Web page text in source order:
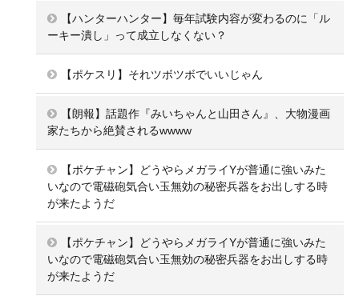
【ハンターハンター】毎年試験内容が変わるのに「ル
ーキー潰し」って成立しなくない？
【ポケスリ】それツボツボでいいじゃん
【朗報】話題作『みいちゃんと山田さん』、大物漫画
家たちから絶賛されるwwww
【ポケチャン】どうやらメガライYが普通に強いみた
いなので電磁砲気合い玉無効の秘密兵器をお出しする時
が来たようだ
【ポケチャン】どうやらメガライYが普通に強いみた
いなので電磁砲気合い玉無効の秘密兵器をお出しする時
が来たようだ